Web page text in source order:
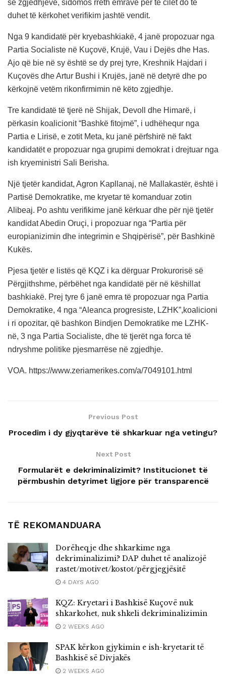
së zgjedhjeve, sidomos rreth emrave për të cilët do të
duhet të kërkohet verifikim jashtë vendit.
Nga 9 kandidatë për kryebashkiakë, 4 janë propozuar nga
Partia Socialiste në Kuçovë, Krujë, Vau i Dejës dhe Has.
Ajo që bie në sy është se dy prej tyre, Kreshnik Hajdari i
Kuçovës dhe Artur Bushi i Krujës, janë në detyrë dhe po
kërkojnë vetëm rikonfirmimin në këto zgjedhje.
Tre kandidatë të tjerë në Shijak, Devoll dhe Himarë, i
përkasin koalicionit “Bashkë fitojmë”, i udhëhequr nga
Partia e Lirisë, e zotit Meta, ku janë përfshirë në fakt
kandidatët e propozuar nga grupimi demokrat i drejtuar nga
ish kryeministri Sali Berisha.
Një tjetër kandidat, Agron Kapllanaj, në Mallakastër, është i
Partisë Demokratike, me kryetar të komanduar zotin
Alibeaj. Po ashtu verifikime janë kërkuar dhe për një tjetër
kandidat Abedin Oruçi, i propozuar nga “Partia për
europianizimin dhe integrimin e Shqipërisë”, për Bashkinë
Kukës.
Pjesa tjetër e listës që KQZ i ka dërguar Prokurorisë së
Përgjithshme, përbëhet nga kandidatë për në këshillat
bashkiakë. Prej tyre 6 janë emra të propozuar nga Partia
Demokratike, 4 nga “Aleanca progresiste, LZHK”,koalicioni
i ri opozitar, që bashkon Bindjen Demokratike me LZHK-
në, 3 nga Partia Socialiste, dhe të tjerët nga forca të
ndryshme politike pjesmarrëse në zgjedhje.
VOA. https://www.zeriamerikes.com/a/7049101.html
Previous Post
Procedim i dy gjyqtarëve të shkarkuar nga vetingu?
Next Post
Formularët e dekriminalizimit? Institucionet të
përmbushin detyrimet ligjore për transparencë
TË REKOMANDUARA
Dorëheqje dhe shkarkime nga
dekriminalizimi? DAP duhet të analizojë
rastet/motivet/kostot/përgjegjësitë
4 DAYS AGO
KQZ: Kryetari i Bashkisë Kuçovë nuk
shkarkohet, nuk shkeli dekriminalizimin
2 WEEKS AGO
SPAK kërkon gjykimin e ish-kryetarit të
Bashkisë së Divjakës
2 WEEKS AGO